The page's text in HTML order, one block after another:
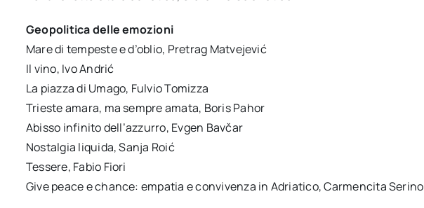
Geopolitica delle emozioni
Mare di tempeste e d’oblio, Pretrag Matvejević
Il vino, Ivo Andrić
La piazza di Umago, Fulvio Tomizza
Trieste amara, ma sempre amata, Boris Pahor
Abisso infinito dell’azzurro, Evgen Bavčar
Nostalgia liquida, Sanja Roić
Tessere, Fabio Fiori
Give peace e chance: empatia e convivenza in Adriatico, Carmencita Serino